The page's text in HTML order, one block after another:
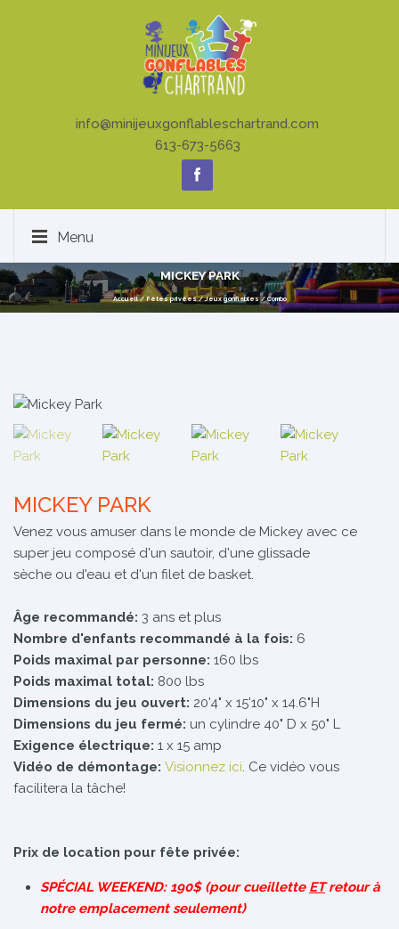
info@minijeuxgonflableschartrand.com
613-673-5663
Menu
MICKEY PARK
Accueil/Fêtes privées/Jeux gonflables/Combo
MICKEY PARK
Venez vous amuser dans le monde de Mickey avec ce
super jeu composé d'un sautoir, d'une glissade
sèche ou d'eau et d'un filet de basket.
Âge recommandé: 3 ans et plus
Nombre d'enfants recommandé à la fois: 6
Poids maximal par personne: 160 lbs
Poids maximal total: 800 lbs
Dimensions du jeu ouvert: 20'4" x 15'10" x 14.6"H
Dimensions du jeu fermé: un cylindre 40" D x 50" L
Exigence électrique: 1 x 15 amp
Vidéo de démontage: Visionnez ici. Ce vidéo vous
facilitera la tâche!
Prix de location pour fête privée:
SPÉCIAL WEEKEND: 190$ (pour cueillette ETretour à
notre emplacement seulement)